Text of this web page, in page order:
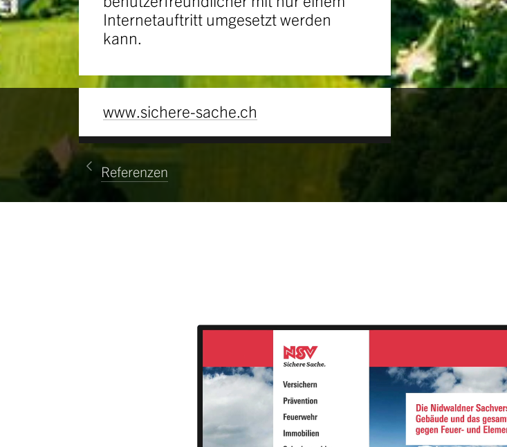
Internetauftritt umgesetzt werden
kann.
www.sichere-sache.ch
Referenzen